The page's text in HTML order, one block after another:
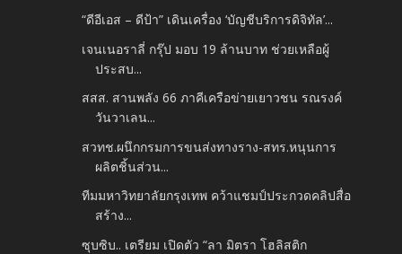
“ดีอีเอส – ดีป้า” เดินเครื่อง ‘บัญชีบริการดิจิทัล’...
เจนเนอราลี่ กรุ๊ป มอบ 19 ล้านบาท ช่วยเหลือผู้
ประสบ...
สสส. สานพลัง 66 ภาคีเครือข่ายเยาวชน รณรงค์
วันวาเลน...
สวทช.ผนึกกรมการขนส่งทางราง-สทร.หนุนการ
ผลิตชิ้นส่วน...
ทีมมหาวิทยาลัยกรุงเทพ คว้าแชมป์ประกวดคลิปสื่อ
สร้าง...
ซุบซิบ.. เตรียม เปิดตัว “ลา มิตรา โฮลิสติก